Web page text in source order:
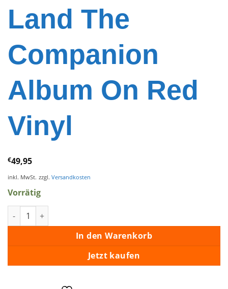
Land The
Companion
Album On Red
Vinyl
€49,95
inkl. MwSt. zzgl. Versandkosten
Vorrätig
FTD Vinyl - Elvis Promised Land The Companion Album On
In den Warenkorb
Jetzt kaufen